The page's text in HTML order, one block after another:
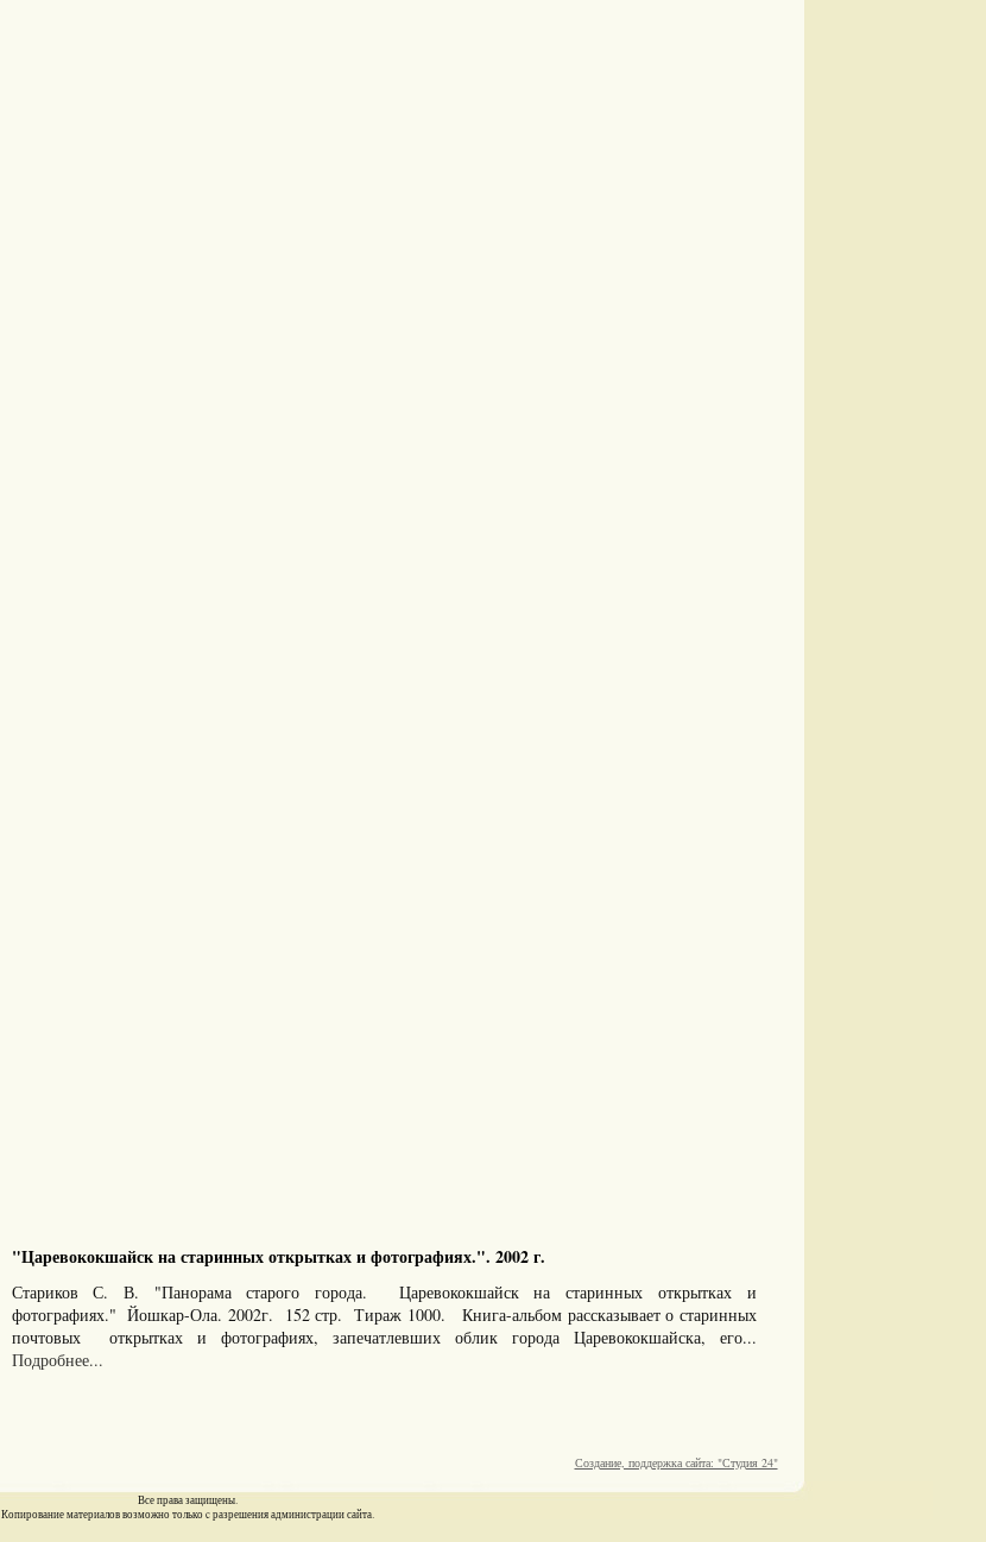
"Царевококшайск на старинных открытках и фотографиях.". 2002 г.
Стариков С. В. "Панорама старого города. Царевококшайск на старинных открытках и
фотографиях." Йошкар-Ола. 2002г. 152 стр. Тираж 1000. Книга-альбом рассказывает о старинных
почтовых открытках и фотографиях, запечатлевших облик города Царевококшайска, его...
Подробнее...
Создание, поддержка сайта: "Студия 24"
Все права защищены.
Копирование материалов возможно только c разрешения администрации сайта.